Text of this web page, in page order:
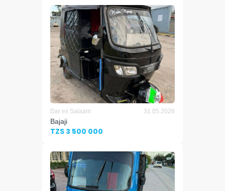
Dar es Salaam 31.05.2026
Bajaji
TZS 3 500 000